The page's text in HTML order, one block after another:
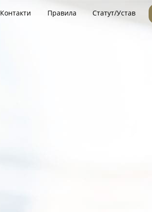
Контакти Правила Статут/Устав